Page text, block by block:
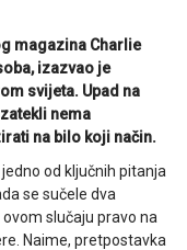
magazina Charlie
izazvao je
svijeta. Upad na
nema
na bilo koji način.
od ključnih pitanja
se sučele dva
slučaju pravo na
Naime, pretpostavka